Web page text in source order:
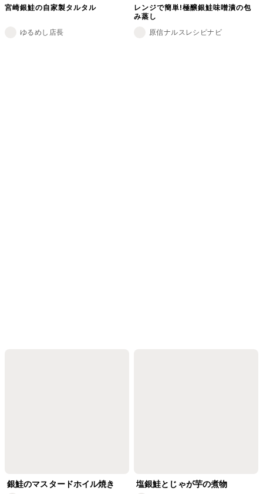
宮崎銀鮭の自家製タルタル
ゆるめし店長
レンジで簡単!極醸銀鮭味噌漬の包
み蒸し
原信ナルスレシピナビ
銀鮭のマスタードホイル焼き 塩銀鮭とじゃが芋の煮物